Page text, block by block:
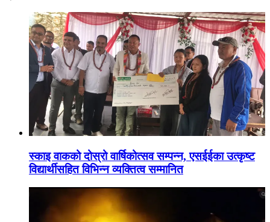
स्काइ वाकको दोस्रो वार्षिकोत्सव सम्पन्न, एसईईका उत्कृष्ट
विद्यार्थीसहित विभिन्न व्यक्तित्व सम्मानित